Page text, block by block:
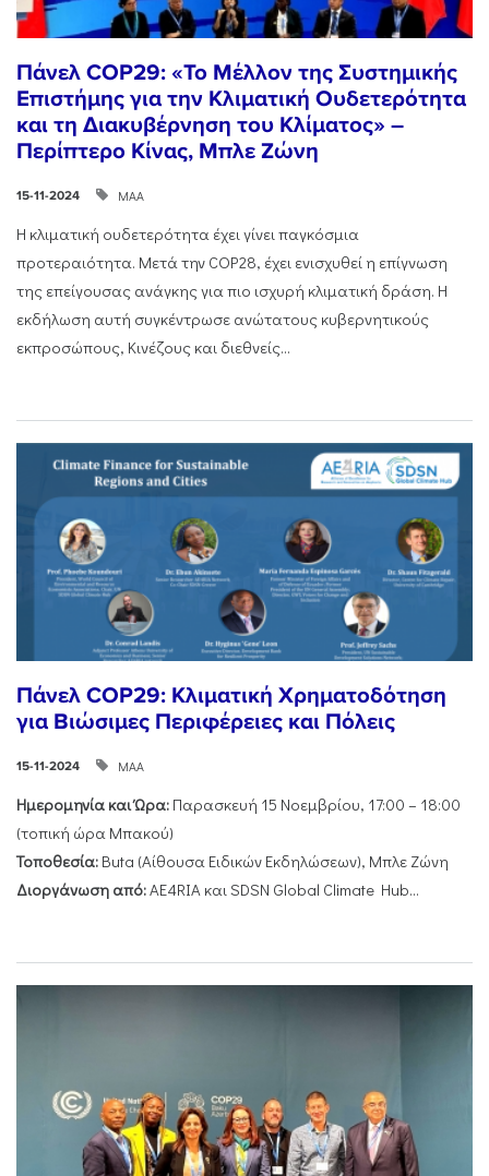
Πάνελ COP29: «Το Μέλλον της Συστημικής
Επιστήμης για την Κλιματική Ουδετερότητα
και τη Διακυβέρνηση του Κλίματος» –
Περίπτερο Κίνας, Μπλε Ζώνη
15-11-2024 ΜΑΑ
Η κλιματική ουδετερότητα έχει γίνει παγκόσμια
προτεραιότητα. Μετά την COP28, έχει ενισχυθεί η επίγνωση
της επείγουσας ανάγκης για πιο ισχυρή κλιματική δράση. Η
εκδήλωση αυτή συγκέντρωσε ανώτατους κυβερνητικούς
εκπροσώπους, Κινέζους και διεθνείς...
Πάνελ COP29: Κλιματική Χρηματοδότηση
για Βιώσιμες Περιφέρειες και Πόλεις
15-11-2024 ΜΑΑ
Ημερομηνία και Ώρα: Παρασκευή 15 Νοεμβρίου, 17:00 – 18:00
(τοπική ώρα Μπακού)
Τοποθεσία: Buta (Αίθουσα Ειδικών Εκδηλώσεων), Μπλε Ζώνη
Διοργάνωση από:AE4RIA και SDSN Global Climate Hub...